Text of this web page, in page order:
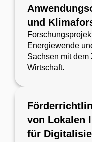
und
Energiewende
Sachsen mit
Wirtschaft.
von Lokalen
für